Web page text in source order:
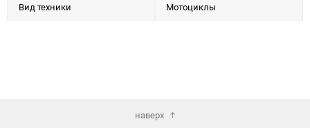
Вид техники Мотоциклы
наверх